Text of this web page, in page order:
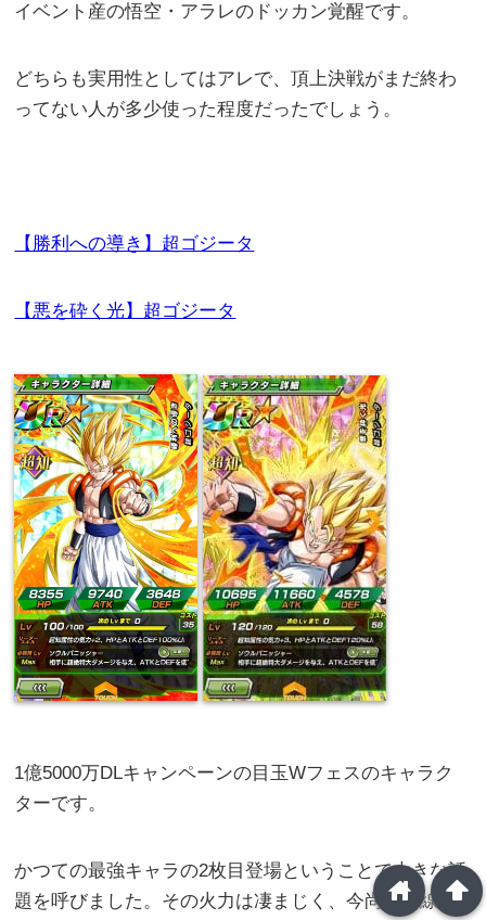
イベント産の悟空・アラレのドッカン覚醒です。
どちらも実用性としてはアレで、頂上決戦がまだ終わ
ってない人が多少使った程度だったでしょう。
【勝利への導き】超ゴジータ
【悪を砕く光】超ゴジータ
1億5000万DLキャンペーンの目玉Wフェスのキャラク
ターです。
かつての最強キャラの2枚目登場ということで大きな話
題を呼びました。その火力は凄まじく、今尚最前線でarrowup
home